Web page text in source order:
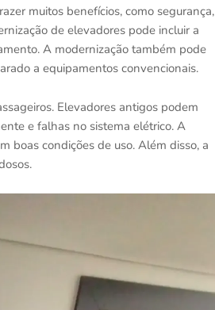
muitos benefícios, como segurança,
de elevadores pode incluir a
A modernização também pode
a equipamentos convencionais.
Elevadores antigos podem
e falhas no sistema elétrico. A
boas condições de uso. Além disso, a